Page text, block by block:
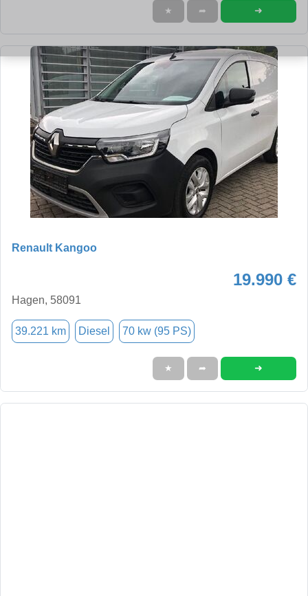
★ ➦ ➜
Renault Kangoo
19.990 €
Hagen, 58091
39.221 km Diesel 70 kw (95 PS)
★ ➦ ➜